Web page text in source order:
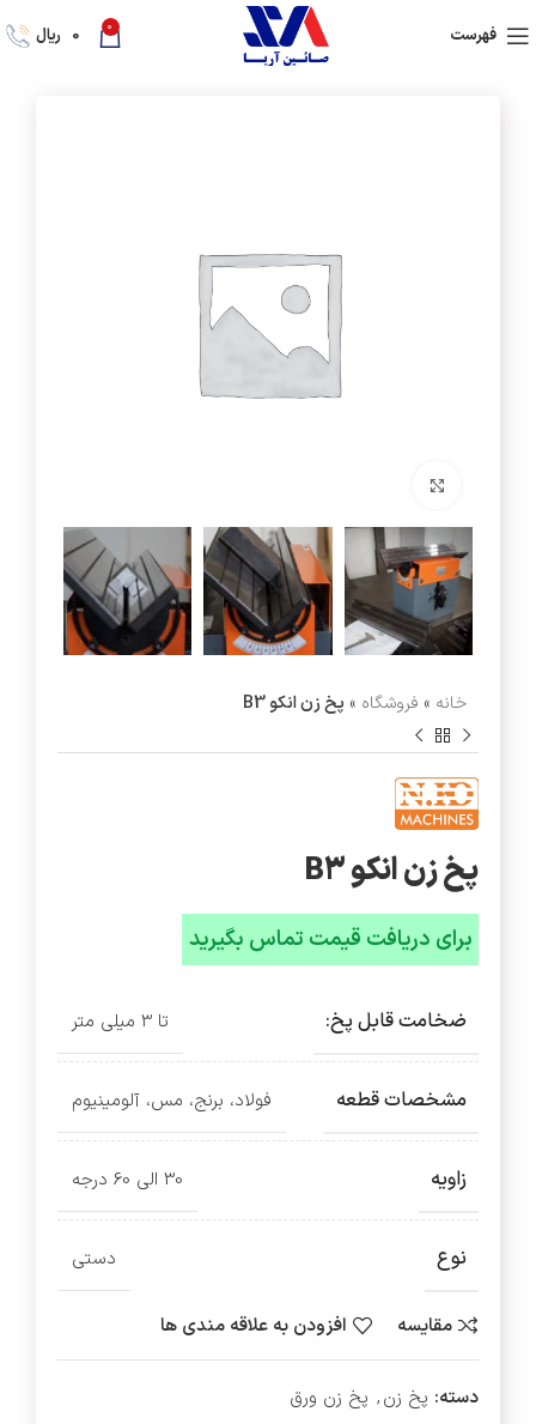
فهرست 0
0 ریال
خانه » فروشگاه » پخ زن انکو B3
پخ زن انکو B3
ضخامت قابل پخ: تا 3 میلی متر
مشخصات قطعه فولاد، برنج، مس، آلومینیوم
زاویه 30 الی 60 درجه
نوع دستی
مقایسه افزودن به علاقه مندی ها
دسته: پخ زن, پخ زن ورق